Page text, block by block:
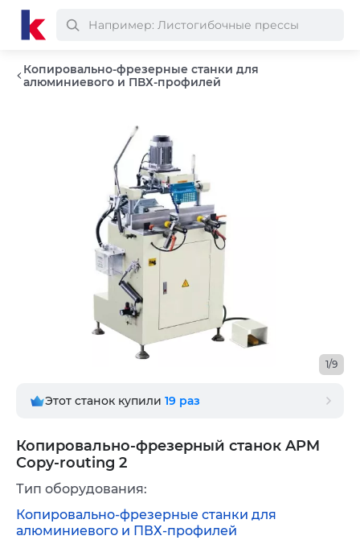
Копировально-фрезерные станки для
алюминиевого и ПВХ-профилей
Копировально-фрезерный станок APM
Copy-routing 2
1/9
Этот станок купили 19 раз
Тип оборудования:
Копировально-фрезерные станки для
алюминиевого и ПВХ-профилей